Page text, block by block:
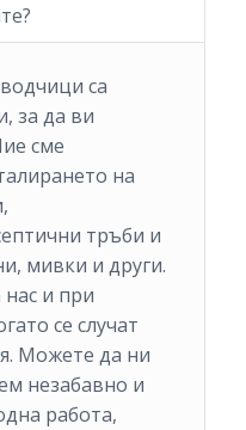
са
за да ви
сме
на
тръби и
мивки и други.
и при
се случат
Можете да ни
незабавно и
работа,